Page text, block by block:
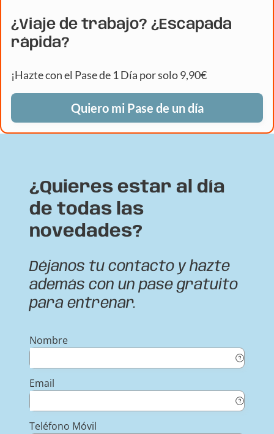
¿Viaje de trabajo? ¿Escapada
rápida?
¡Hazte con el Pase de 1 Día por solo 9,90€
Quiero mi Pase de un día
¿Quieres estar al día
de todas las
novedades?
Déjanos tu contacto y hazte
además con un pase gratuito
para entrenar.
Nombre
Email
Teléfono Móvil